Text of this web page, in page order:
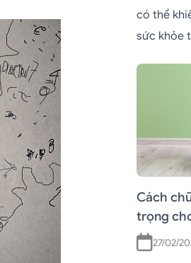
có thể
sức khỏe
Cách
trọng
27/02/